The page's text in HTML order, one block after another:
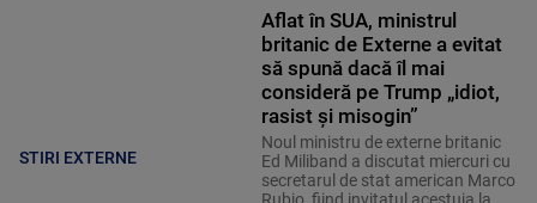
STIRI EXTERNE
Aflat în SUA, ministrul
britanic de Externe a evitat
să spună dacă îl mai
consideră pe Trump „idiot,
rasist și misogin”
Noul ministru de externe britanic
Ed Miliband a discutat miercuri cu
secretarul de stat american Marco